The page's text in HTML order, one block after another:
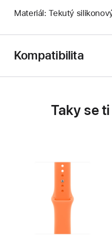
Materiál: Tekutý
Kompatibilita
Taky se